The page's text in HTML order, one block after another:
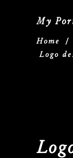
My
Home /
Logo